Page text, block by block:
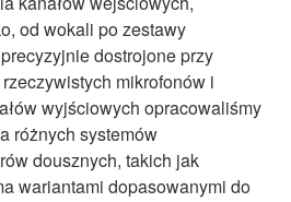
od wokali po zestawy
dostrojone przy
mikrofonów i
wyjściowych opracowaliśmy
różnych systemów
dousznych, takich jak
wariantami dopasowanymi do